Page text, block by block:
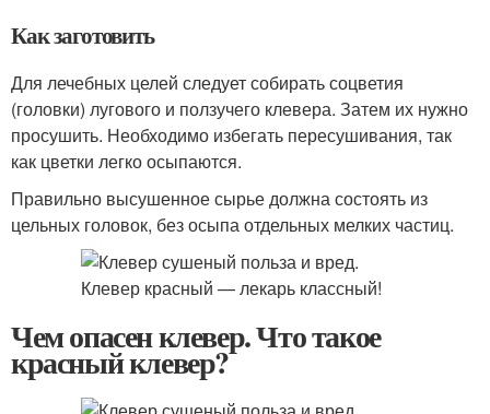
Как заготовить
Для лечебных целей следует собирать соцветия
(головки) лугового и ползучего клевера. Затем их нужно
просушить. Необходимо избегать пересушивания, так
как цветки легко осыпаются.
Правильно высушенное сырье должна состоять из
цельных головок, без осыпа отдельных мелких частиц.
Чем опасен клевер. Что такое
красный клевер?